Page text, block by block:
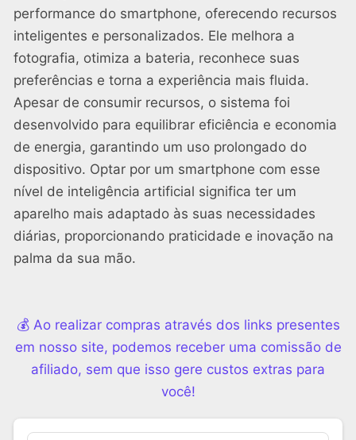
performance do smartphone, oferecendo recursos
inteligentes e personalizados. Ele melhora a
fotografia, otimiza a bateria, reconhece suas
preferências e torna a experiência mais fluida.
Apesar de consumir recursos, o sistema foi
desenvolvido para equilibrar eficiência e economia
de energia, garantindo um uso prolongado do
dispositivo. Optar por um smartphone com esse
nível de inteligência artificial significa ter um
aparelho mais adaptado às suas necessidades
diárias, proporcionando praticidade e inovação na
palma da sua mão.
💰 Ao realizar compras através dos links presentes
em nosso site, podemos receber uma comissão de
afiliado, sem que isso gere custos extras para
você!